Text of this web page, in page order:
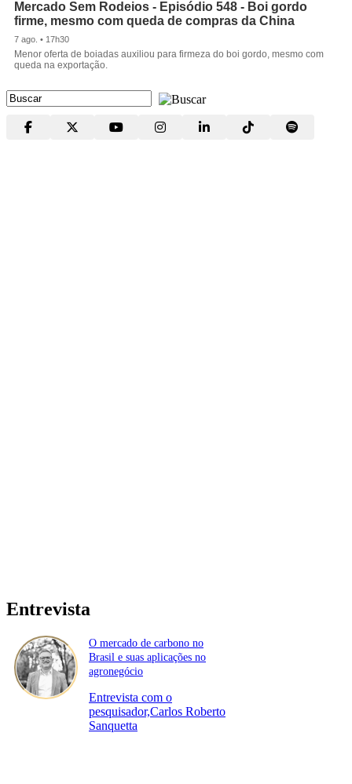
Mercado Sem Rodeios - Episódio 548 - Boi gordo
firme, mesmo com queda de compras da China
7 ago. • 17h30
Menor oferta de boiadas auxiliou para firmeza do boi gordo, mesmo com
queda na exportação.
Entrevista
O mercado de carbono no
Brasil e suas aplicações no
agronegócio
Entrevista com o
pesquisador,Carlos Roberto
Sanquetta